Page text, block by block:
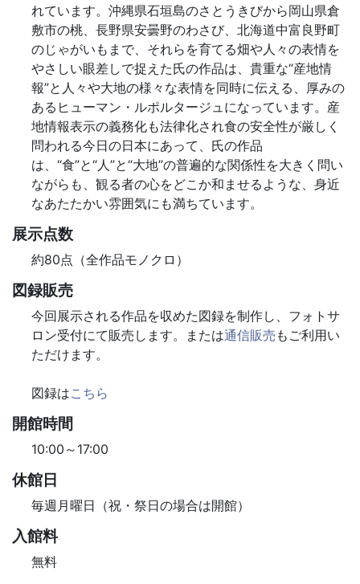
れています。沖縄県石垣島のさとうきびから岡山県倉
敷市の桃、長野県安曇野のわさび、北海道中富良野町
のじゃがいもまで、それらを育てる畑や人々の表情を
やさしい眼差しで捉えた氏の作品は、貴重な“産地情
報”と人々や大地の様々な表情を同時に伝える、厚みの
あるヒューマン・ルポルタージュになっています。産
地情報表示の義務化も法律化され食の安全性が厳しく
問われる今日の日本にあって、氏の作品
は、“食”と“人”と“大地”の普遍的な関係性を大きく問い
ながらも、観る者の心をどこか和ませるような、身近
なあたたかい雰囲気にも満ちています。
展示点数
約80点（全作品モノクロ）
図録販売
今回展示される作品を収めた図録を制作し、フォトサ
ロン受付にて販売します。または通信販売 もご利用い
ただけます。
図録はこちら
開館時間
10:00～17:00
休館日
毎週月曜日（祝・祭日の場合は開館）
入館料
無料